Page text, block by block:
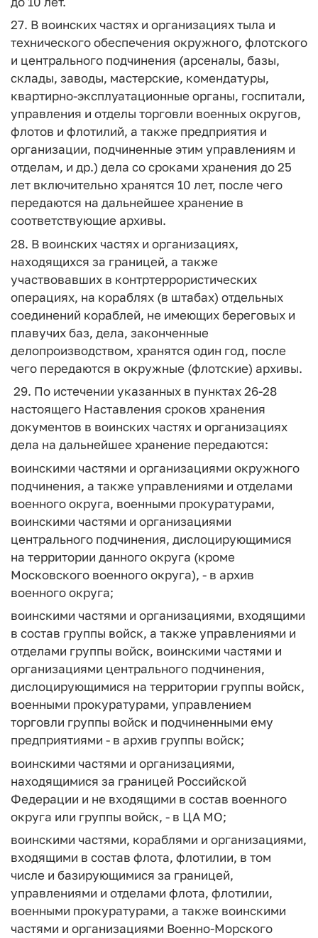
27. В воинских частях и организациях тыла и
технического обеспечения окружного, флотского
и центрального подчинения (арсеналы, базы,
склады, заводы, мастерские, комендатуры,
квартирно-эксплуатационные органы, госпитали,
управления и отделы торговли военных округов,
флотов и флотилий, а также предприятия и
организации, подчиненные этим управлениям и
отделам, и др.) дела со сроками хранения до 25
лет включительно хранятся 10 лет, после чего
передаются на дальнейшее хранение в
соответствующие архивы.
28. В воинских частях и организациях,
находящихся за границей, а также
участвовавших в контртеррористических
операциях, на кораблях (в штабах) отдельных
соединений кораблей, не имеющих береговых и
плавучих баз, дела, законченные
делопроизводством, хранятся один год, после
чего передаются в окружные (флотские) архивы.
29. По истечении указанных в пунктах 26-28
настоящего Наставления сроков хранения
документов в воинских частях и организациях
дела на дальнейшее хранение передаются:
воинскими частями и организациями окружного
подчинения, а также управлениями и отделами
военного округа, военными прокуратурами,
воинскими частями и организациями
центрального подчинения, дислоцирующимися
на территории данного округа (кроме
Московского военного округа), - в архив
военного округа;
воинскими частями и организациями, входящими
в состав группы войск, а также управлениями и
отделами группы войск, воинскими частями и
организациями центрального подчинения,
дислоцирующимися на территории группы войск,
военными прокуратурами, управлением
торговли группы войск и подчиненными ему
предприятиями - в архив группы войск;
воинскими частями и организациями,
находящимися за границей Российской
Федерации и не входящими в состав военного
округа или группы войск, - в ЦА МО;
воинскими частями, кораблями и организациями,
входящими в состав флота, флотилии, в том
числе и базирующимися за границей,
управлениями и отделами флота, флотилии,
военными прокуратурами, а также воинскими
частями и организациями Военно-Морского